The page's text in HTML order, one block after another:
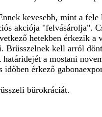
kevesebb, mint a
akciója "felvásárolja".
hetekben érkezik a
kell arról
a mostani
érkező
bürokráciát.